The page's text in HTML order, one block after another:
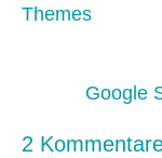
Themes
Google
2